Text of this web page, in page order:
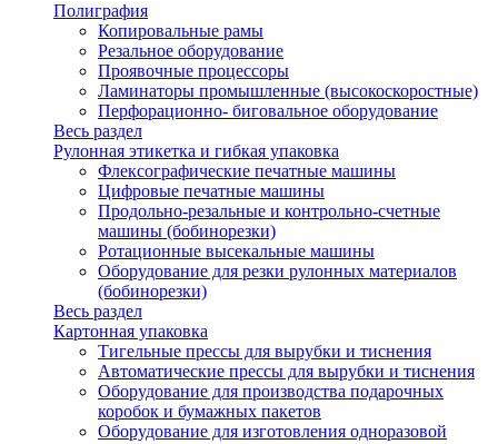
Полиграфия
Копировальные рамы
Резальное оборудование
Проявочные процессоры
Ламинаторы промышленные (высокоскоростные)
Перфорационно- биговальное оборудование
Весь раздел
Рулонная этикетка и гибкая упаковка
Флексографические печатные машины
Цифровые печатные машины
Продольно-резальные и контрольно-счетные
машины (бобинорезки)
Ротационные высекальные машины
Оборудование для резки рулонных материалов
(бобинорезки)
Весь раздел
Картонная упаковка
Тигельные прессы для вырубки и тиснения
Автоматические прессы для вырубки и тиснения
Оборудование для производства подарочных
коробок и бумажных пакетов
Оборудование для изготовления одноразовой